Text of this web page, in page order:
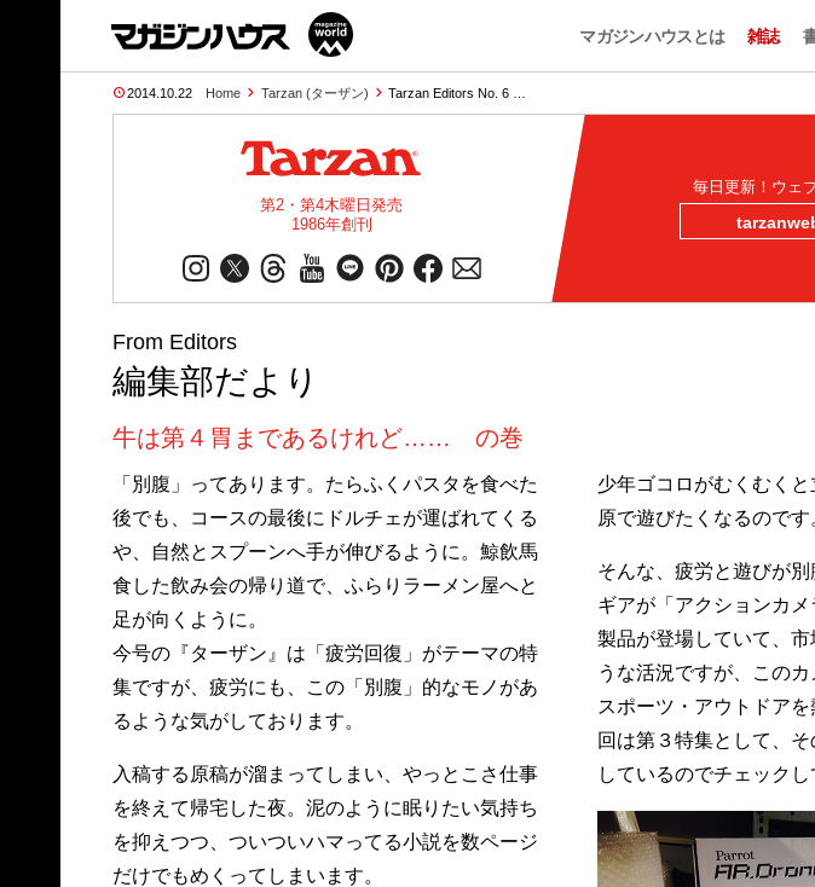
マガジンハウスとは 雑誌
2014.10.22 Home Tarzan (ターザン) Tarzan Editors No. 6 …
第2・第4木曜日発売
1986年創刊
毎日更新！ウェ
From Editors
編集部だより
牛は第４胃まであるけれど…… の巻
「別腹」ってあります。たらふくパスタを食べた
後でも、コースの最後にドルチェが運ばれてくる
や、自然とスプーンへ手が伸びるように。鯨飲馬
食した飲み会の帰り道で、ふらりラーメン屋へと
足が向くように。
今号の『ターザン』は「疲労回復」がテーマの特
集ですが、疲労にも、この「別腹」的なモノがあ
るような気がしております。
入稿する原稿が溜まってしまい、やっとこさ仕事
を終えて帰宅した夜。泥のように眠りたい気持ち
を抑えつつ、ついついハマってる小説を数ページ
だけでもめくってしまいます。
少年ゴコロがむくむく
原で遊びたくなるのです
そんな、疲労と遊びが
ギアが「アクションカ
製品が登場していて、
うな活況ですが、この
スポーツ・アウトドア
回は第３特集として、
しているのでチェックし